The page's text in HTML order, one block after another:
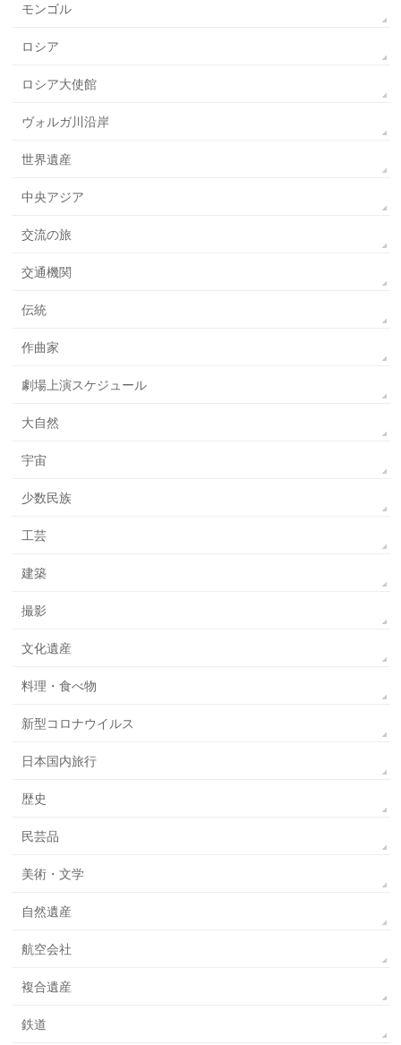
モンゴル
ロシア
ロシア大使館
ヴォルガ川沿岸
世界遺産
中央アジア
交流の旅
交通機関
伝統
作曲家
劇場上演スケジュール
大自然
宇宙
少数民族
工芸
建築
撮影
文化遺産
料理・食べ物
新型コロナウイルス
日本国内旅行
歴史
民芸品
美術・文学
自然遺産
航空会社
複合遺産
鉄道